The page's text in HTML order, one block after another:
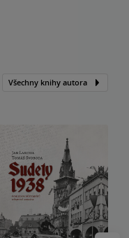
Všechny knihy autora